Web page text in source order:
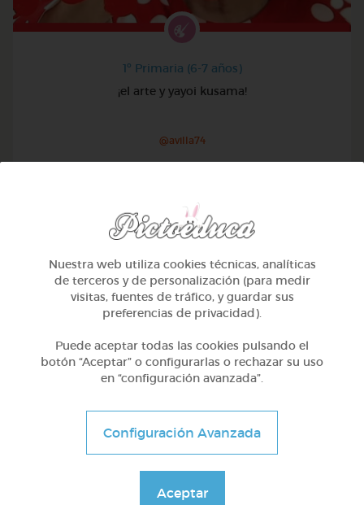
1º Primaria (6-7 años)
¡el arte y yayoi kusama!
@avilla74
1º Primaria (6-7 años)
Geometría y fotografía
Nuestra web utiliza cookies técnicas, analíticas
de terceros y de personalización (para medir
visitas, fuentes de tráfico, y guardar sus
preferencias de privacidad).
Puede aceptar todas las cookies pulsando el
botón “Aceptar” o configurarlas o rechazar su uso
en “configuración avanzada”.
Configuración Avanzada
Aceptar